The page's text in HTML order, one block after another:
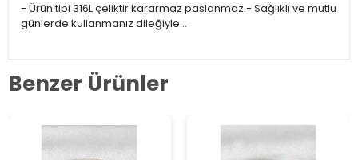
- Ürün tipi 316L çeliktir kararmaz paslanmaz.- Sağlıklı ve mutlu
günlerde kullanmanız dileğiyle…
Benzer Ürünler